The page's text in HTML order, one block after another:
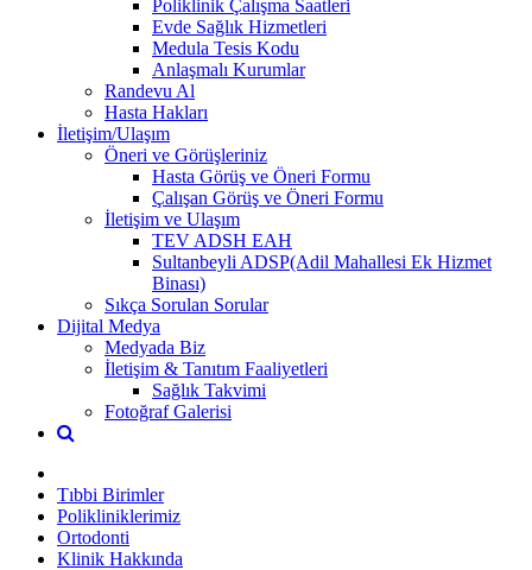
Poliklinik Çalışma Saatleri
Evde Sağlık Hizmetleri
Medula Tesis Kodu
Anlaşmalı Kurumlar
Randevu Al
Hasta Hakları
İletişim/Ulaşım
Öneri ve Görüşleriniz
Hasta Görüş ve Öneri Formu
Çalışan Görüş ve Öneri Formu
İletişim ve Ulaşım
TEV ADSH EAH
Sultanbeyli ADSP(Adil Mahallesi Ek Hizmet
Binası)
Sıkça Sorulan Sorular
Dijital Medya
Medyada Biz
İletişim & Tanıtım Faaliyetleri
Sağlık Takvimi
Fotoğraf Galerisi
Tıbbi Birimler
Polikliniklerimiz
Ortodonti
Klinik Hakkında